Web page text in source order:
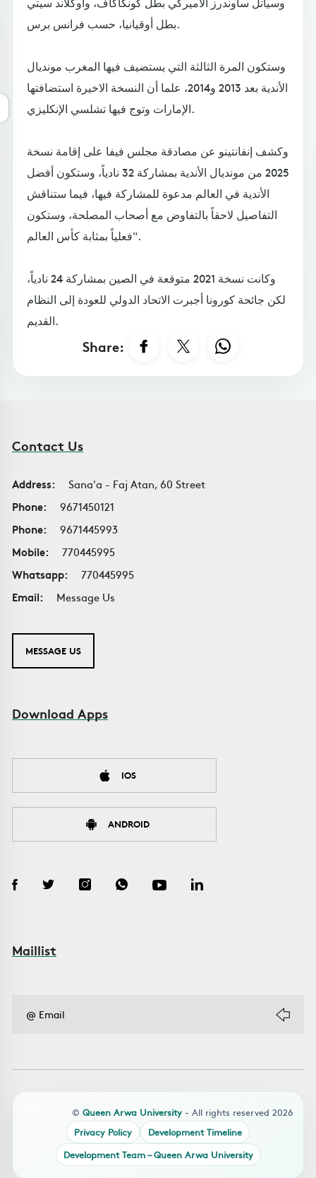
بطل أوقيانيا، حسب فرانس برس.
وستكون المرة الثالثة التي يستضيف فيها المغرب مونديال
الأندية بعد 2013 و2014، علما أن النسخة الاخيرة استضافتها
الإمارات وتوج فيها تشلسي الإنكليزي.
وكشف إنفانتينو عن مصادقة مجلس فيفا على إقامة نسخة
2025 من مونديال الأندية بمشاركة 32 نادياً، وستكون أفضل
الأندية في العالم مدعوة للمشاركة فيها، فيما ستناقش
التفاصيل لاحقاً بالتفاوض مع أصحاب المصلحة، وستكون
فعلياً بمثابة كأس العالم".
وكانت نسخة 2021 متوقعة في الصين بمشاركة 24 نادياً،
لكن جائحة كورونا أجبرت الاتحاد الدولي للعودة إلى النظام
القديم.
Share:
Contact Us
Address:
Sana'a - Faj Atan, 60 Street
Phone:
9671450121
Phone:
9671445993
Mobile:
770445995
Whatsapp:
770445995
Email:
Message Us
MESSAGE US
Download Apps
IOS
ANDROID
Maillist
© Queen Arwa University - All rights reserved 2026
Privacy Policy
Development Timeline
Development Team – Queen Arwa University